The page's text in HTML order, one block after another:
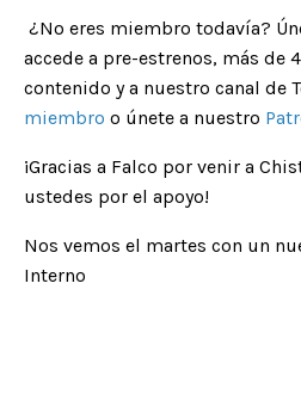
¿No eres miembro todaví­a?
accede a pre-estrenos, más de
contenido y a nuestro canal de
miembro o únete a nuestro
¡Gracias a Falco por venir a
ustedes por el apoyo!
Nos vemos el martes con un
Interno